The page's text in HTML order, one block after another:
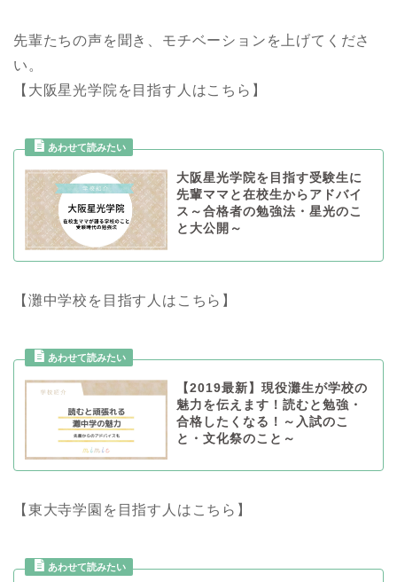
先輩たちの声を聞き、モチベーションを上げてくださ
い。
【大阪星光学院を目指す人はこちら】
大阪星光学院を目指す受験生に
先輩ママと在校生からアドバイ
ス～合格者の勉強法・星光のこ
と大公開～
【灘中学校を目指す人はこちら】
【2019最新】現役灘生が学校の
魅力を伝えます！読むと勉強・
合格したくなる！～入試のこ
と・文化祭のこと～
【東大寺学園を目指す人はこちら】